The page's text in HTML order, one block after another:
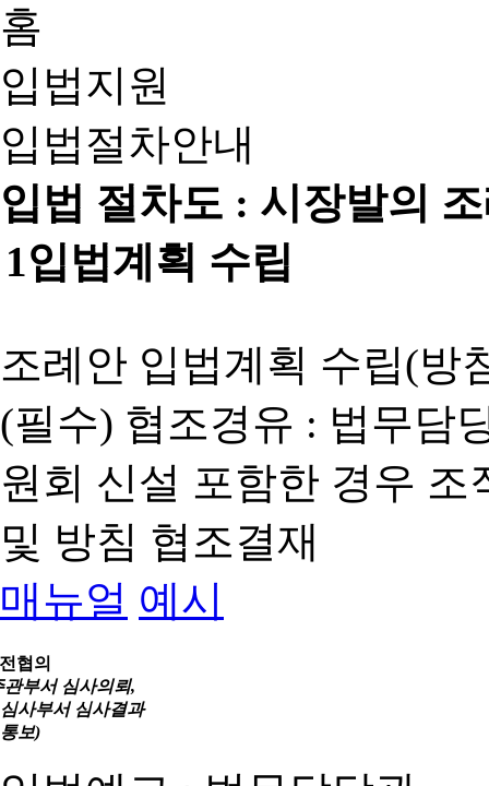
홈
입법지원
입법절차안내
입법 절차도 : 시장발의
1입법계획 수립
조례안 입법계획 수립(방
(필수) 협조경유 : 법무담
원회 신설 포함한 경우
및 방침 협조결재
매뉴얼 예시
협의
관부서 심사의뢰,
심사부서 심사결과
통보)